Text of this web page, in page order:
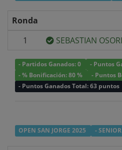
Ronda
1
SEBASTIAN
- Partidos Ganados: 0
- Puntos
- % Bonificación: 80 %
- Puntos
- Puntos Ganados Total: 63 puntos
OPEN SAN JORGE 2025 -